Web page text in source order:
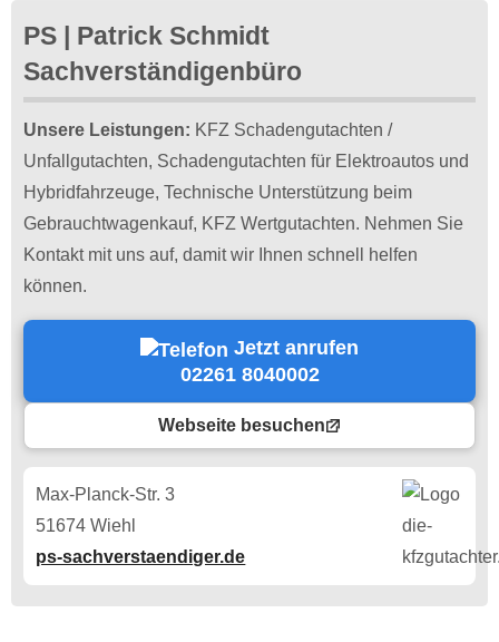
PS | Patrick Schmidt
Sachverständigenbüro
Unsere Leistungen: KFZ Schadengutachten /
Unfallgutachten, Schadengutachten für Elektroautos und
Hybridfahrzeuge, Technische Unterstützung beim
Gebrauchtwagenkauf, KFZ Wertgutachten. Nehmen Sie
Kontakt mit uns auf, damit wir Ihnen schnell helfen
können.
Jetzt anrufen
02261 8040002
Webseite besuchen
Max-Planck-Str. 3
51674 Wiehl
ps-sachverstaendiger.de